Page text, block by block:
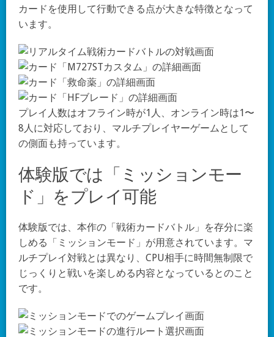
カードを使用して行動できる点が大きな特徴となって
います。
プレイ人数はオフライン時が1人、オンライン時は1〜
8人に対応しており、マルチプレイヤーゲームとして
の側面も持っています。
体験版では「ミッションモー
ド」をプレイ可能
体験版では、本作の「戦術カードバトル」を存分に楽
しめる「ミッションモード」が用意されています。マ
ルチプレイ対戦とは異なり、CPU相手に時間無制限で
じっくりと戦いを楽しめる内容となっているとのこと
です。